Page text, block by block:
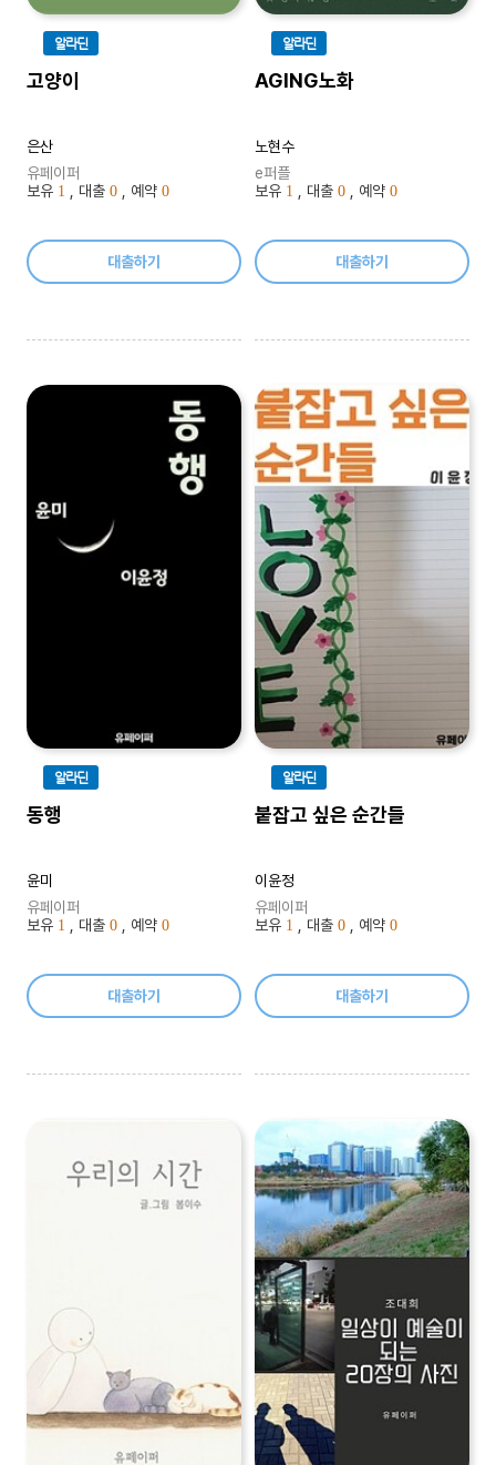
알라딘
고양이
은산
유페이퍼
보유 1 , 대출 0 , 예약 0
대출하기
알라딘
AGING노화
노현수
e퍼플
보유 1 , 대출 0 , 예약 0
대출하기
알라딘
동행
윤미
유페이퍼
보유 1 , 대출 0 , 예약 0
대출하기
알라딘
붙잡고 싶은 순간들
이윤정
유페이퍼
보유 1 , 대출 0 , 예약 0
대출하기